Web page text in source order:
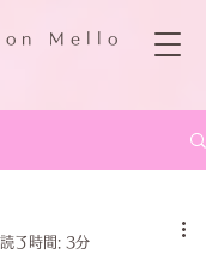
o n M e l l o
読了時間: 3分